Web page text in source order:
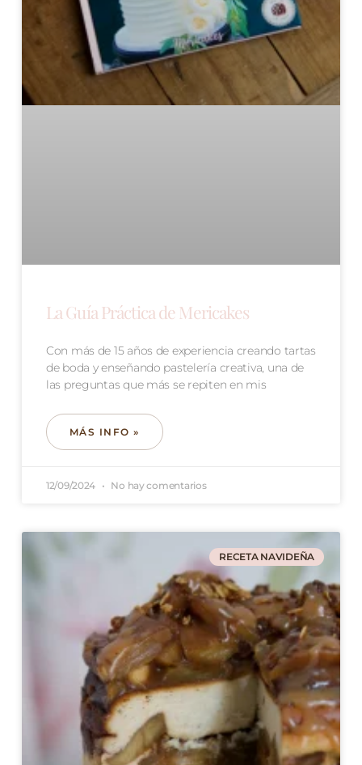
La Guía Práctica de Mericakes
Con más de 15 años de experiencia creando tartas
de boda y enseñando pastelería creativa, una de
las preguntas que más se repiten en mis
MÁS INFO »
12/09/2024 No hay comentarios
RECETA NAVIDEÑA